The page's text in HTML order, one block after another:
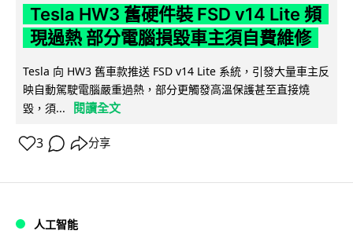
Tesla HW3 舊硬件裝 FSD v14 Lite 頻
現過熱 部分電腦損毀車主須自費維修
Tesla 向 HW3 舊車款推送 FSD v14 Lite 系統，引發大量車主反
映自動駕駛電腦嚴重過熱，部分更觸發高溫保護甚至直接燒
毀，須...
閱讀全文
3 分享
人工智能